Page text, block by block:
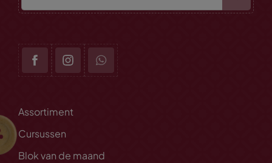
Assortiment
Cursussen
Blok van de maand